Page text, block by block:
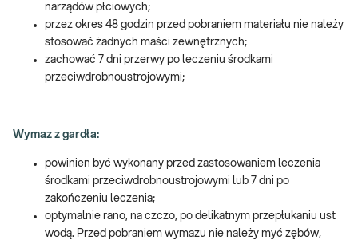
narządów płciowych;
przez okres 48 godzin przed pobraniem materiału nie należy
stosować żadnych maści zewnętrznych;
zachować 7 dni przerwy po leczeniu środkami
przeciwdrobnoustrojowymi;
Wymaz z gardła:
powinien być wykonany przed zastosowaniem leczenia
środkami przeciwdrobnoustrojowymi lub 7 dni po
zakończeniu leczenia;
optymalnie rano, na czczo, po delikatnym przepłukaniu ust
wodą. Przed pobraniem wymazu nie należy myć zębów,